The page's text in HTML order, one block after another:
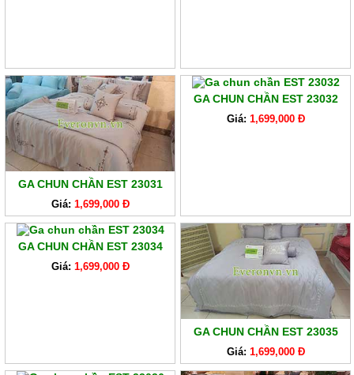
GA CHUN CHẦN EST 23031
Giá: 1,699,000 Đ
GA CHUN CHẦN EST 23032
Giá: 1,699,000 Đ
GA CHUN CHẦN EST 23034
Giá: 1,699,000 Đ
GA CHUN CHẦN EST 23035
Giá: 1,699,000 Đ